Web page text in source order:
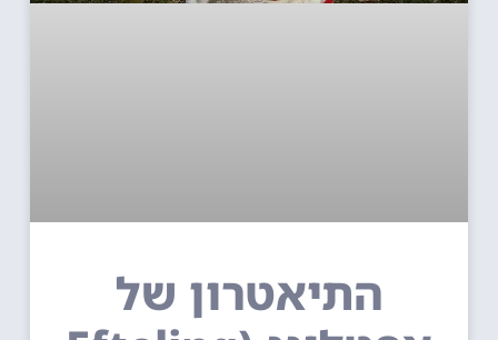
התיאטרון של